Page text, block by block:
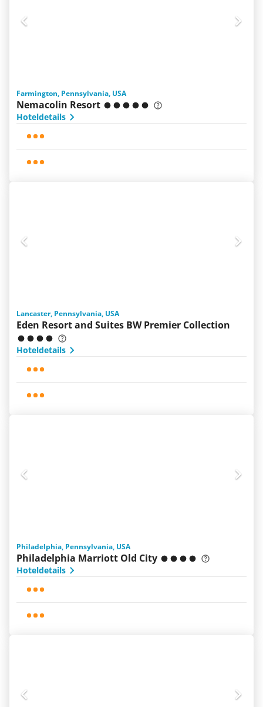
Farmington, Pennsylvania, USA
Nemacolin Resort
Hoteldetails
Lancaster, Pennsylvania, USA
Eden Resort and Suites BW Premier Collection
Hoteldetails
Philadelphia, Pennsylvania, USA
Philadelphia Marriott Old City
Hoteldetails